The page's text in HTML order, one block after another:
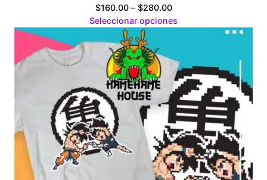
$160.00 – $280.00Price
range:
$280.00
Seleccionar opciones